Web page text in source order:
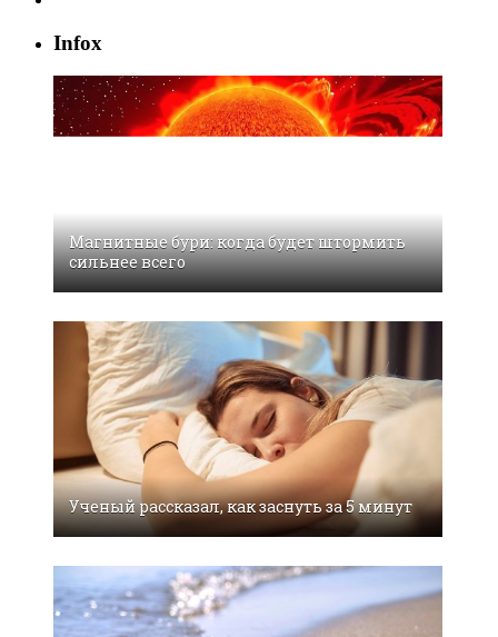
Infox
Магнитные бури: когда будет штормить
сильнее всего
Ученый рассказал, как заснуть за 5 минут